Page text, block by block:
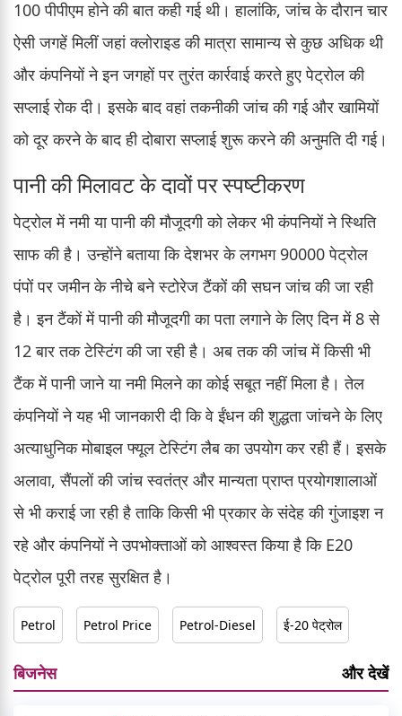
100 पीपीएम होने की बात कही गई थी। हालांकि, जांच के दौरान चार
ऐसी जगहें मिलीं जहां क्लोराइड की मात्रा सामान्य से कुछ अधिक थी
और कंपनियों ने इन जगहों पर तुरंत कार्रवाई करते हुए पेट्रोल की
सप्लाई रोक दी। इसके बाद वहां तकनीकी जांच की गई और खामियों
को दूर करने के बाद ही दोबारा सप्लाई शुरू करने की अनुमति दी गई।
पानी की मिलावट के दावों पर स्पष्टीकरण
पेट्रोल में नमी या पानी की मौजूदगी को लेकर भी कंपनियों ने स्थिति
साफ की है। उन्होंने बताया कि देशभर के लगभग 90000 पेट्रोल
पंपों पर जमीन के नीचे बने स्टोरेज टैंकों की सघन जांच की जा रही
है। इन टैंकों में पानी की मौजूदगी का पता लगाने के लिए दिन में 8 से
12 बार तक टेस्टिंग की जा रही है। अब तक की जांच में किसी भी
टैंक में पानी जाने या नमी मिलने का कोई सबूत नहीं मिला है। तेल
कंपनियों ने यह भी जानकारी दी कि वे ईंधन की शुद्धता जांचने के लिए
अत्याधुनिक मोबाइल फ्यूल टेस्टिंग लैब का उपयोग कर रही हैं। इसके
अलावा, सैंपलों की जांच स्वतंत्र और मान्यता प्राप्त प्रयोगशालाओं
से भी कराई जा रही है ताकि किसी भी प्रकार के संदेह की गुंजाइश न
रहे और कंपनियों ने उपभोक्ताओं को आश्वस्त किया है कि E20
पेट्रोल पूरी तरह सुरक्षित है।
Petrol Petrol Price Petrol-Diesel ई-20 पेट्रोल
बिजनेस और देखें